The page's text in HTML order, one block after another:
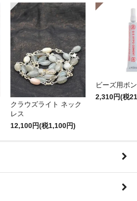
クラウズライト ネック
レス
12,100円(税1,100円)
ビーズ用ボ
2,310円(税